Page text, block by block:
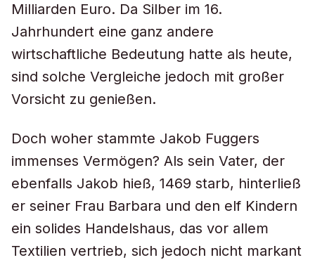
Milliarden Euro. Da Silber im 16.
Jahrhundert eine ganz andere
wirtschaftliche Bedeutung hatte als heute,
sind solche Vergleiche jedoch mit großer
Vorsicht zu genießen.
Doch woher stammte Jakob Fuggers
immenses Vermögen? Als sein Vater, der
ebenfalls Jakob hieß, 1469 starb, hinterließ
er seiner Frau Barbara und den elf Kindern
ein solides Handelshaus, das vor allem
Textilien vertrieb, sich jedoch nicht markant